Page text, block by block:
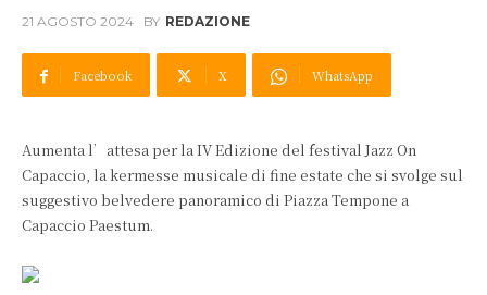
21 AGOSTO 2024 BY REDAZIONE
Facebook X WhatsApp
Aumenta l’attesa per la IV Edizione del festival Jazz On
Capaccio, la kermesse musicale di fine estate che si svolge sul
suggestivo belvedere panoramico di Piazza Tempone a
Capaccio Paestum.